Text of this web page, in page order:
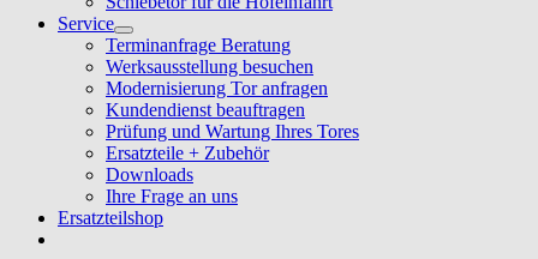
Service
Terminanfrage Beratung
Werksausstellung besuchen
Modernisierung Tor anfragen
Kundendienst beauftragen
Prüfung und Wartung Ihres Tores
Ersatzteile + Zubehör
Downloads
Ihre Frage an uns
Ersatzteilshop